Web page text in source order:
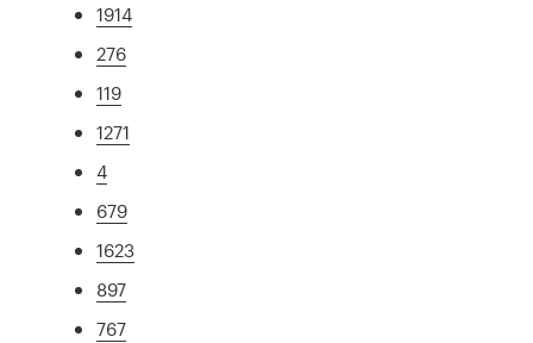
1914
276
119
1271
4
679
1623
897
767